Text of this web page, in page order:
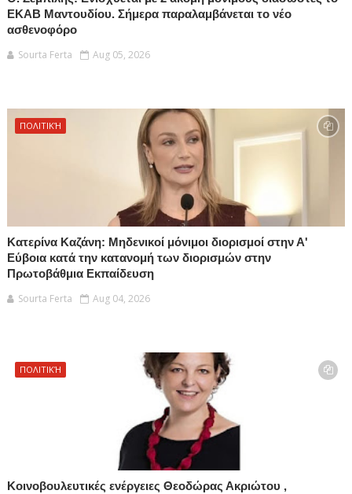
ΕΚΑΒ Μαντουδίου. Σήμερα παραλαμβάνεται το νέο
ασθενοφόρο
Sourta Ferta
Aug 05, 2026
ΠΟΛΙΤΙΚΉ
Κατερίνα Καζάνη: Μηδενικοί μόνιμοι διορισμοί στην Α'
Εύβοια κατά την κατανομή των διορισμών στην
Πρωτοβάθμια Εκπαίδευση
Sourta Ferta
Aug 04, 2026
ΠΟΛΙΤΙΚΉ
Κοινοβουλευτικές ενέργειες Θεοδώρας Ακριώτου ,